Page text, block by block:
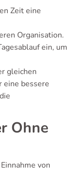
Zeit eine
Organisation.
ein, um
gleichen
eine bessere
Ohne
von